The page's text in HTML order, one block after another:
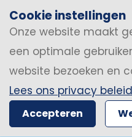
Cookie instellingen
Onze website maakt
een optimale
website bezoeken en
Lees ons privacy beleid
Accepteren